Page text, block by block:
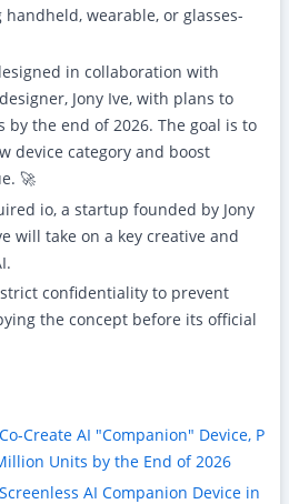
wearable, or glasses-
in collaboration with
Jony Ive, with plans to
the end of 2026. The goal is to
device category and boost
🚀
io, a startup founded by Jony
will take on a key creative and
confidentiality to prevent
the concept before its official
Create AI "Companion" Device, P
Units by the End of 2026
AI Companion Device in